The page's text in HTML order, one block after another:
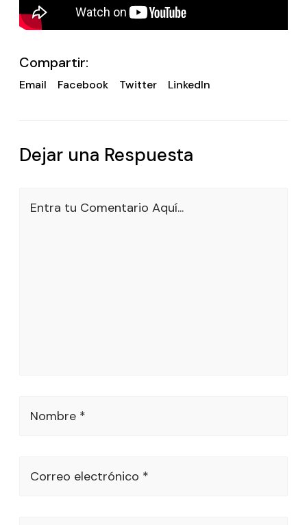
Compartir:
Email Facebook Twitter LinkedIn
Dejar una Respuesta
Entra tu Comentario Aquí...
Nombre *
Correo electrónico *